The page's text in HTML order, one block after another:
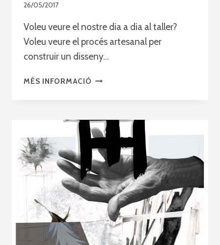
26/05/2017
Voleu veure el nostre dia a dia al taller?
Voleu veure el procés artesanal per
construir un disseny…
MÉS INFORMACIÓ VÍDEO
LA
NOSTRA
PASSIÓ.